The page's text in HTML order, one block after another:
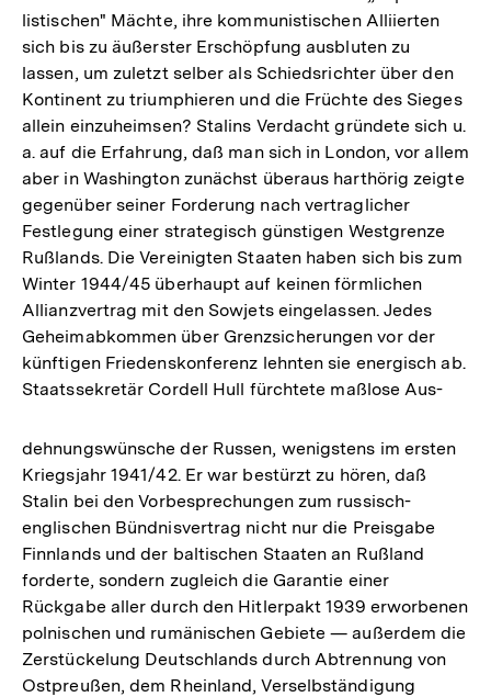
listischen" Mächte, ihre kommunistischen Alliierten
sich bis zu äußerster Erschöpfung ausbluten zu
lassen, um zuletzt selber als Schiedsrichter über den
Kontinent zu triumphieren und die Früchte des Sieges
allein einzuheimsen? Stalins Verdacht gründete sich u.
a. auf die Erfahrung, daß man sich in London, vor allem
aber in Washington zunächst überaus harthörig zeigte
gegenüber seiner Forderung nach vertraglicher
Festlegung einer strategisch günstigen Westgrenze
Rußlands. Die Vereinigten Staaten haben sich bis zum
Winter 1944/45 überhaupt auf keinen förmlichen
Allianzvertrag mit den Sowjets eingelassen. Jedes
Geheimabkommen über Grenzsicherungen vor der
künftigen Friedenskonferenz lehnten sie energisch ab.
Staatssekretär Cordell Hull fürchtete maßlose Aus-
dehnungswünsche der Russen, wenigstens im ersten
Kriegsjahr 1941/42. Er war bestürzt zu hören, daß
Stalin bei den Vorbesprechungen zum russisch-
englischen Bündnisvertrag nicht nur die Preisgabe
Finnlands und der baltischen Staaten an Rußland
forderte, sondern zugleich die Garantie einer
Rückgabe aller durch den Hitlerpakt 1939 erworbenen
polnischen und rumänischen Gebiete — außerdem die
Zerstückelung Deutschlands durch Abtrennung von
Ostpreußen, dem Rheinland, Verselbständigung